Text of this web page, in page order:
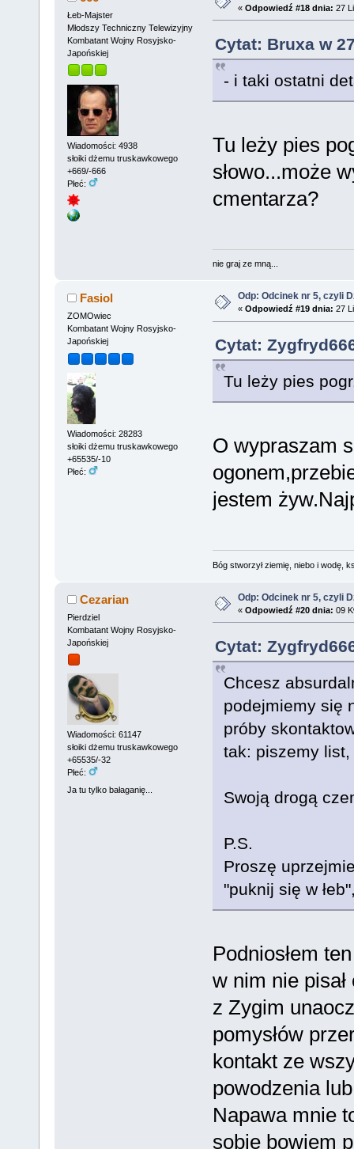
Łeb-Majster
Młodszy Techniczny Telewizyjny
Kombatant Wojny Rosyjsko-
Japońskiej
Wiadomości: 4938
słoiki dżemu truskawkowego
+669/-666
Płeć:
« Odpowiedź #18 dnia: 27
Cytat: Bruxa w
- i taki ostatni
Tu leży pies
słowo...może
cmentarza?
nie graj ze mną...
Fasiol
ZOMOwiec
Kombatant Wojny Rosyjsko-
Japońskiej
Wiadomości: 28283
słoiki dżemu truskawkowego
+65535/-10
Płeć:
Odp: Odcinek nr 5, czyli
« Odpowiedź #19 dnia: 27
Cytat:
Tu leży pies
O wypraszam
jestem
Bóg stworzył ziemię, niebo i wodę,
Cezarian
Pierdziel
Kombatant Wojny Rosyjsko-
Japońskiej
Wiadomości: 61147
słoiki dżemu truskawkowego
+65535/-32
Płeć:
Ja tu tylko bałaganię...
Odp: Odcinek nr 5, czyli
« Odpowiedź #20 dnia: 09
Cytat:
Chcesz
podejmiemy się
próby
tak: piszemy
Swoją drogą
P.S.
Proszę
"puknij się w
Podniosłem
w nim nie
z Zygim
pomysłów
kontakt ze
powodzenia
Napawa mnie
sobie bowiem